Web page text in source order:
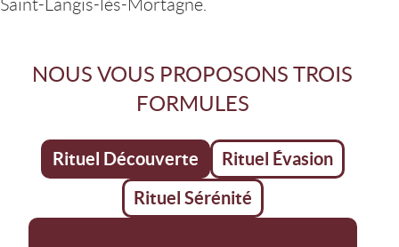
Saint-Langis-lès-Mortagne.
NOUS VOUS PROPOSONS TROIS
FORMULES
Rituel Découverte
Rituel Évasion
Rituel Sérénité